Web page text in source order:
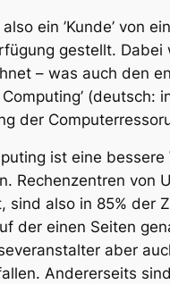
ein ’Kunde’ von
gestellt. Dabei
– was auch den
(deutsch:
der
ist eine
Rechenzentren von
sind also in 85%
der einen Seiten
aber
Andererseits